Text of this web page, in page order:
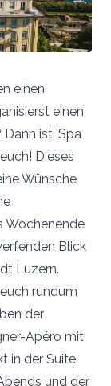
einen
einen
ist 'Spa
Dieses
Wünsche
Wochenende
Blick
Luzern.
rundum
der
Apéro mit
in der Suite,
und der